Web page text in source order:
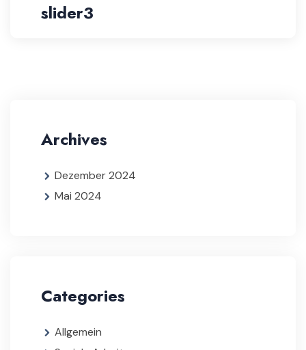
slider3
Archives
Dezember 2024
Mai 2024
Categories
Allgemein